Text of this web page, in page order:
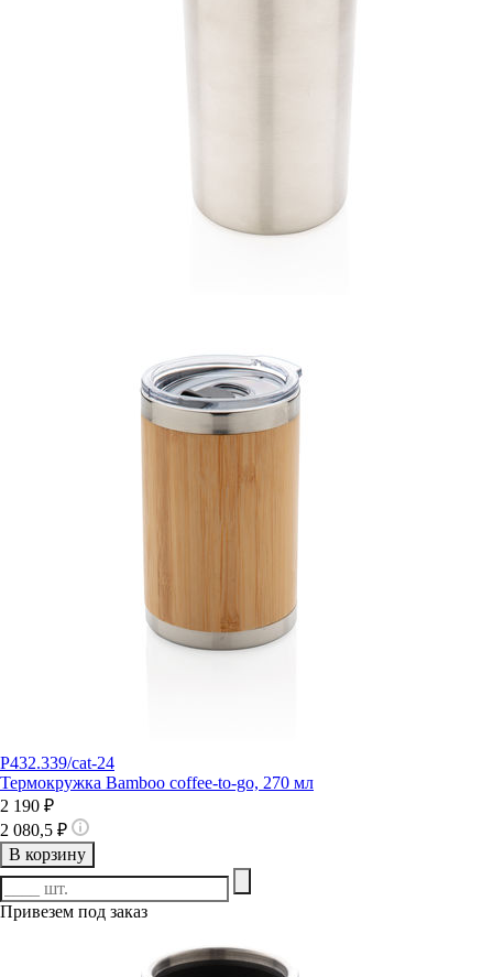
P432.339/cat-24
Термокружка Bamboo coffee-to-go, 270 мл
2 190 ₽
2 080,5 ₽
В корзину
Привезем под заказ